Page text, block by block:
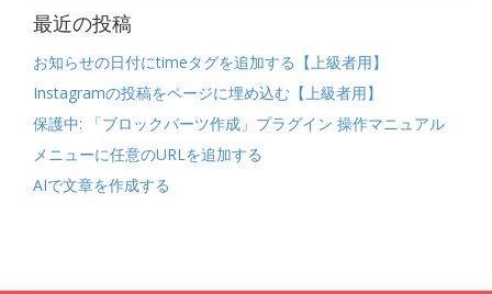
最近の投稿
お知らせの日付にtimeタグを追加する【上級者用】
Instagramの投稿をページに埋め込む【上級者用】
保護中: 「ブロックパーツ作成」プラグイン 操作マニュアル
メニューに任意のURLを追加する
AIで文章を作成する